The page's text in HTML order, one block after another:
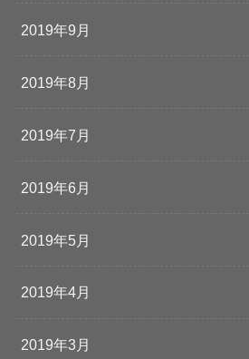
2019年9月
2019年8月
2019年7月
2019年6月
2019年5月
2019年4月
2019年3月